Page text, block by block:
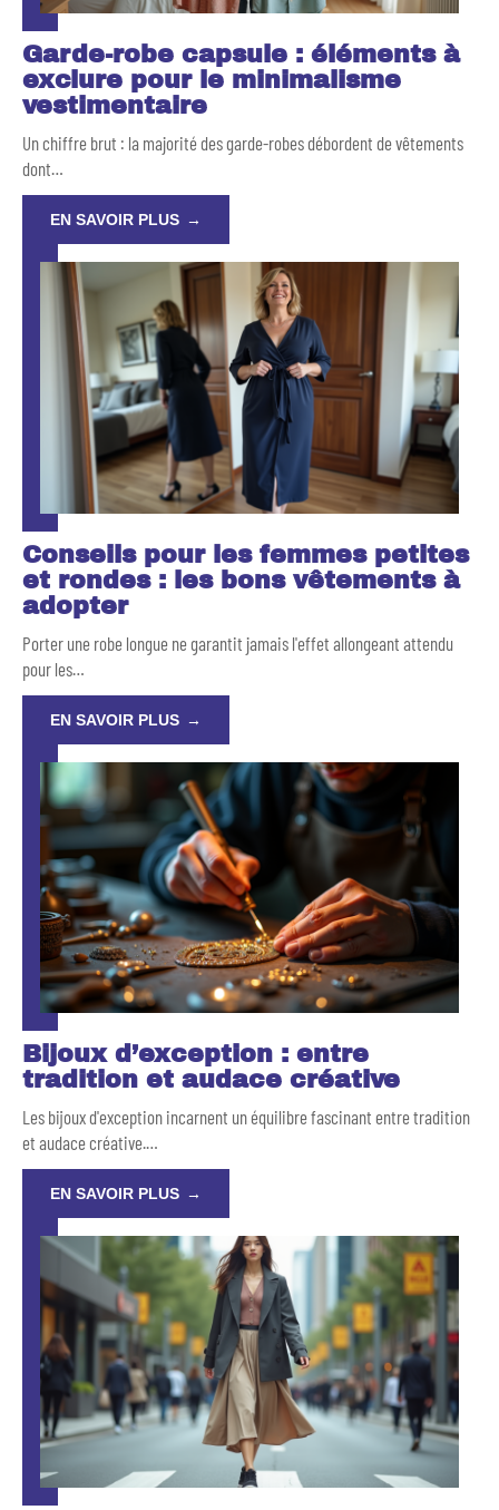
Garde-robe capsule : éléments à
exclure pour le minimalisme
vestimentaire
Un chiffre brut : la majorité des garde-robes débordent de vêtements
dont…
EN SAVOIR PLUS
Conseils pour les femmes petites
et rondes : les bons vêtements à
adopter
Porter une robe longue ne garantit jamais l'effet allongeant attendu
pour les…
EN SAVOIR PLUS
Bijoux d’exception : entre
tradition et audace créative
Les bijoux d'exception incarnent un équilibre fascinant entre tradition
et audace créative.…
EN SAVOIR PLUS